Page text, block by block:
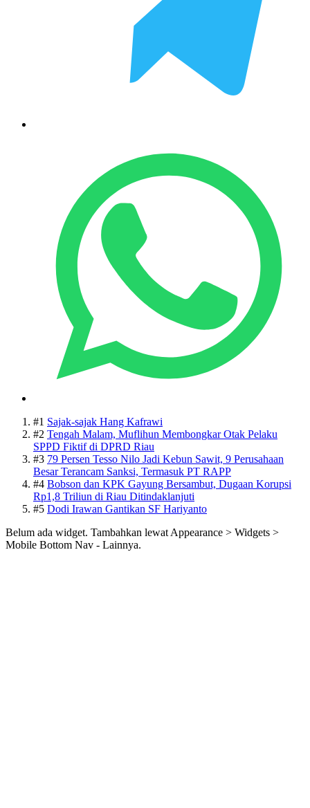
#1 Sajak-sajak Hang Kafrawi
#2 Tengah Malam, Muflihun Membongkar Otak Pelaku
SPPD Fiktif di DPRD Riau
#3 79 Persen Tesso Nilo Jadi Kebun Sawit, 9 Perusahaan
Besar Terancam Sanksi, Termasuk PT RAPP
#4 Bobson dan KPK Gayung Bersambut, Dugaan Korupsi
Rp1,8 Triliun di Riau Ditindaklanjuti
#5 Dodi Irawan Gantikan SF Hariyanto
Belum ada widget. Tambahkan lewat Appearance > Widgets >
Mobile Bottom Nav - Lainnya.